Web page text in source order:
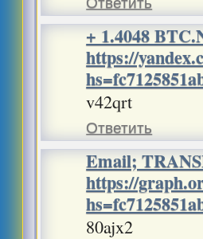
+ 1.4048
https://
v42qrt
Ответить
Email;
https://
80ajx2